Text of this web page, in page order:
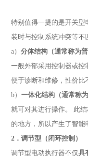
特别值得一提的是开关型
装时与控制系统冲突
a） 分体结构（通常称为
一般外部采用控制器或控
便于诊断和维修，性
b） 一体化结构（通常称
就可对其进行操作。 此
的地方，所以产生了
2．调节型（闭环控制
调节型电动执行器不仅具